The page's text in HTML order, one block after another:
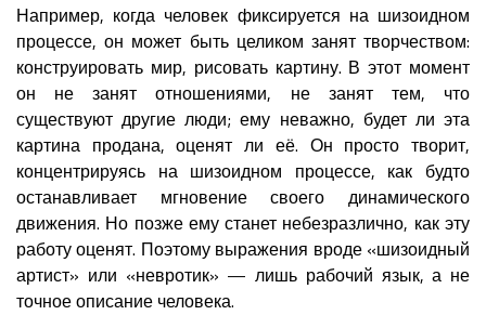
Например, когда человек фиксируется на шизоидном
процессе, он может быть целиком занят творчеством:
конструировать мир, рисовать картину. В этот момент
он не занят отношениями, не занят тем, что
существуют другие люди; ему неважно, будет ли эта
картина продана, оценят ли её. Он просто творит,
концентрируясь на шизоидном процессе, как будто
останавливает мгновение своего динамического
движения. Но позже ему станет небезразлично, как эту
работу оценят. Поэтому выражения вроде «шизоидный
артист» или «невротик» — лишь рабочий язык, а не
точное описание человека.